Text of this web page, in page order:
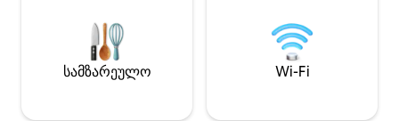
სამზარეულო Wi-Fi